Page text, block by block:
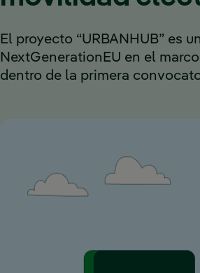
El proyecto “URBANHUB” es
NextGenerationEU en el
dentro de la primera